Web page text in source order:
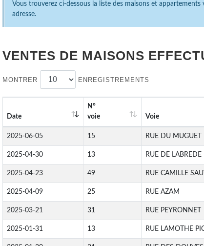
Vous trouverez ci-dessous la liste des maisons et
adresse.
VENTES DE MAISONS
MONTRER ENREGISTREMENTS
Date
N°
voie
Voie
2025-06-05 15 RUE DU MUGUET
2025-04-30 13 RUE DE LABREDE
2025-04-23 49 RUE CAMILLE
2025-04-09 25 RUE AZAM
2025-03-21 31 RUE PEYRONNET
2025-01-31 13 RUE LAMOTHE